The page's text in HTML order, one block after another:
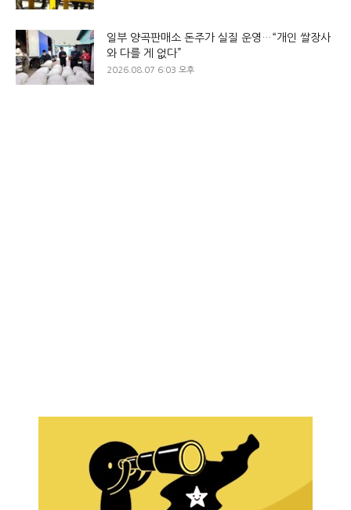
일부 양곡판매소 돈주가 실질 운영…“개인 쌀장사
와 다를 게 없다”
2026.08.07 6:03 오후